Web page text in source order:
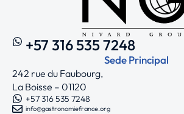
+57 316 535 7248
Sede Principal
242 rue du Faubourg,
La Boisse – 01120
+57 316 535 7248
info@gastronomiefrance.org